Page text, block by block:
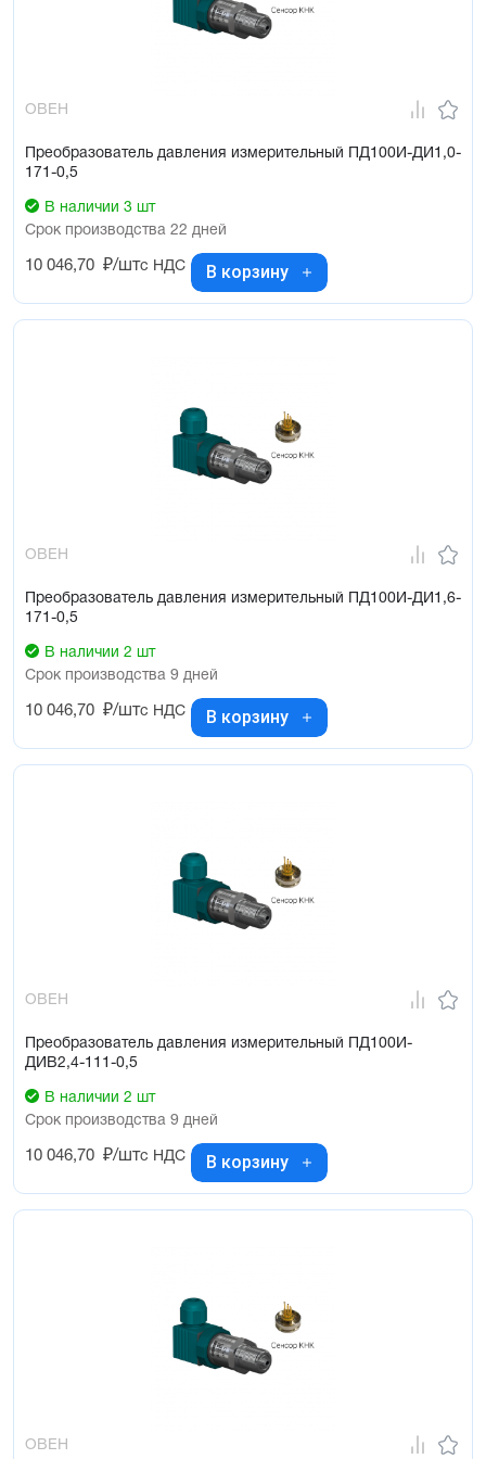
ОВЕН
Преобразователь давления измерительный ПД100И-ДИ1,0-
171-0,5
В наличии 3 шт
Срок производства 22 дней
10 046,70 ₽/штс НДС В корзину
ОВЕН
Преобразователь давления измерительный ПД100И-ДИ1,6-
171-0,5
В наличии 2 шт
Срок производства 9 дней
10 046,70 ₽/штс НДС В корзину
ОВЕН
Преобразователь давления измерительный ПД100И-
ДИВ2,4-111-0,5
В наличии 2 шт
Срок производства 9 дней
10 046,70 ₽/штс НДС В корзину
ОВЕН